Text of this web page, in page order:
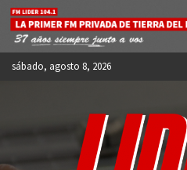
Skip
content
sábado, agosto 8, 2026